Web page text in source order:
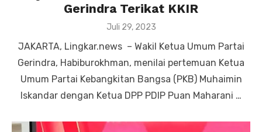
Gerindra Terikat KKIR
Posted
Juli 29, 2023
JAKARTA, Lingkar.news – Wakil Ketua Umum Partai
Gerindra, Habiburokhman, menilai pertemuan Ketua
Umum Partai Kebangkitan Bangsa (PKB) Muhaimin
Iskandar dengan Ketua DPP PDIP Puan Maharani …